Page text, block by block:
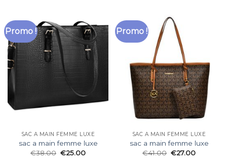
Promo !
SAC A MAIN FEMME LUXE
sac a main femme luxe
€38.00 €25.00
Promo !
SAC A MAIN FEMME LUXE
sac a main femme luxe
€41.00 €27.00